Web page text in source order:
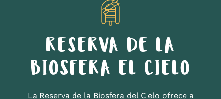
RESERVA DE LA
BIOSFERA EL CIELO
La Reserva de la Biosfera del Cielo ofrece a